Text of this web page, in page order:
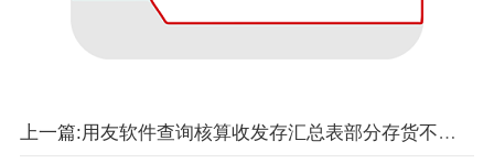
上一篇:用友软件查询核算收发存汇总表部分存货不显示如何操作